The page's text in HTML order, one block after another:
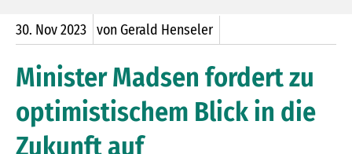
30. Nov2023 von Gerald Henseler
Minister Madsen fordert zu
optimistischem Blick in die
Zukunft auf